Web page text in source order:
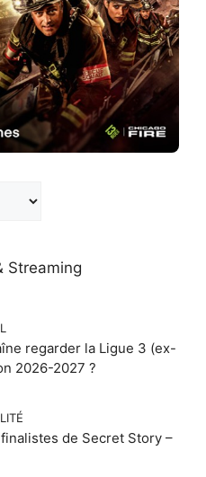
Streaming
regarder la Ligue 3 (ex-
2026-2027 ?
de Secret Story –